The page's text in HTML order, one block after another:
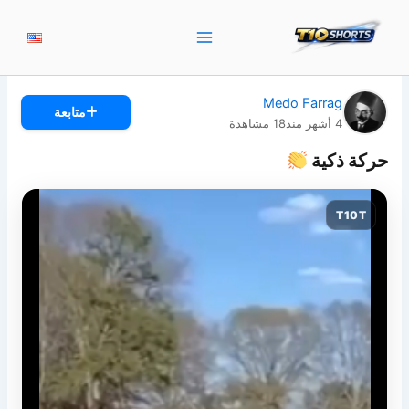
Medo Farrag
4 أشهر منذ 18مشاهدة
متابعة
حركة ذكية
T10T